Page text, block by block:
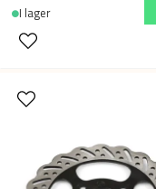
I lager